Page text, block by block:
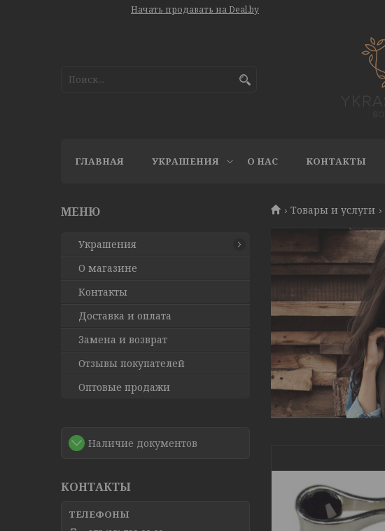
Начать продавать на Deal.by
ГЛАВНАЯ УКРАШЕНИЯ О НАС КОНТАКТЫ
Товары и услуги
Украшения
О магазине
Контакты
Доставка и оплата
Замена и возврат
Отзывы покупателей
Оптовые продажи
Наличие документов
КОНТАКТЫ